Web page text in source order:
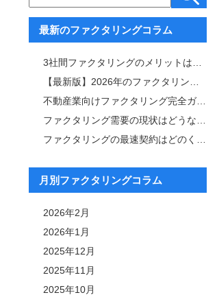
最新のファクタリングコラム
不動産業向けファクタリング完全ガイド｜審査・手数料・スピード比較＆おすすめ業者一覧
月別ファクタリングコラム
2026年2月
2026年1月
2025年12月
2025年11月
2025年10月